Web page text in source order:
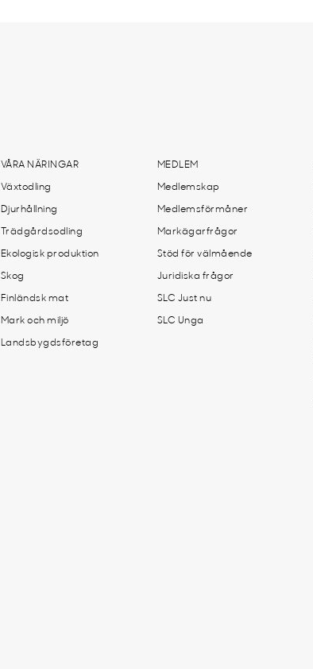
VÅRA NÄRINGAR
Växtodling
Djurhållning
Trädgårdsodling
Ekologisk produktion
Skog
Finländsk mat
Mark och miljö
Landsbygdsföretag
MEDLEM
Medlemskap
Medlemsförmåner
Markägarfrågor
Stöd för välmående
Juridiska frågor
SLC Just nu
SLC Unga